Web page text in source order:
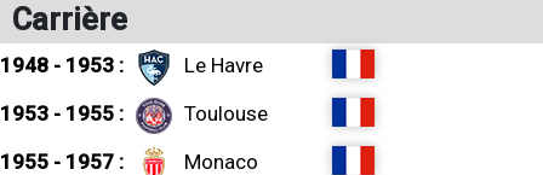
Carrière
1948 - 1953 :
Le Havre
1953 - 1955 :
Toulouse
1955 - 1957 :
Monaco